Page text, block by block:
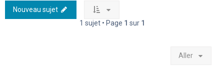
Nouveau sujet
1 sujet • Page 1 sur 1
Aller